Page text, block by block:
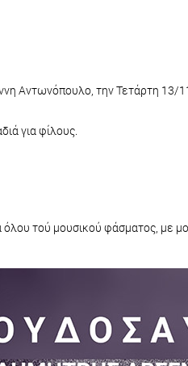
Αντωνόπουλο, την Τετάρτη 13/
για φίλους.
τού μουσικού φάσματος, με